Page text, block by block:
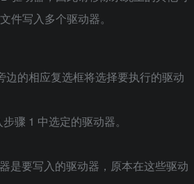
件写入多个驱动器。
的相应复选框将选择要执行的驱动
骤 1 中选定的驱动器。
是要写入的驱动器，原本在这些驱动